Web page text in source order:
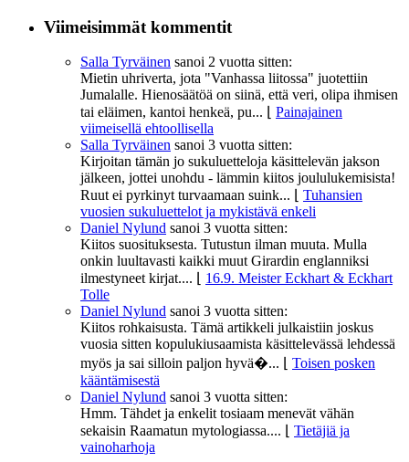
Viimeisimmät kommentit
Salla Tyrväinen sanoi 2 vuotta sitten:
Mietin uhriverta, jota "Vanhassa liitossa" juotettiin
Jumalalle. Hienosäätöä on siinä, että veri, olipa ihmisen
tai eläimen, kantoi henkeä, pu...
Painajainen
viimeisellä ehtoollisella
Salla Tyrväinen sanoi 3 vuotta sitten:
Kirjoitan tämän jo sukuluetteloja käsittelevän jakson
jälkeen, jottei unohdu - lämmin kiitos joululukemisista!
Ruut ei pyrkinyt turvaamaan suink...
Tuhansien
vuosien sukuluettelot ja mykistävä enkeli
Daniel Nylund sanoi 3 vuotta sitten:
Kiitos suosituksesta. Tutustun ilman muuta. Mulla
onkin luultavasti kaikki muut Girardin englanniksi
ilmestyneet kirjat....
16.9. Meister Eckhart & Eckhart
Tolle
Daniel Nylund sanoi 3 vuotta sitten:
Kiitos rohkaisusta. Tämä artikkeli julkaistiin joskus
vuosia sitten kopulukiusaamista käsittelevässä lehdessä
myös ja sai silloin paljon hyvä�...
Toisen posken
kääntämisestä
Daniel Nylund sanoi 3 vuotta sitten:
Hmm. Tähdet ja enkelit tosiaam menevät vähän
sekaisin Raamatun mytologiassa....
Tietäjiä ja
vainoharhoja